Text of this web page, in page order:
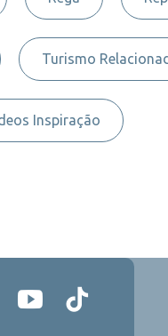
Turismo
Inspiração